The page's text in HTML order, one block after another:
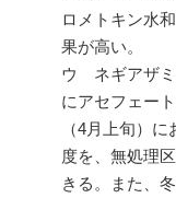
ロメトキン水
果が高い。
ウ ネギアザミ
にアセフェー
（4月上旬）に
度を、無処理
きる。また、